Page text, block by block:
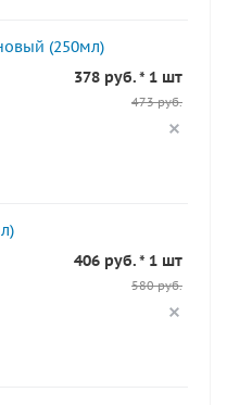
(250мл)
378 руб. * 1 шт
473 руб.
406 руб. * 1 шт
580 руб.